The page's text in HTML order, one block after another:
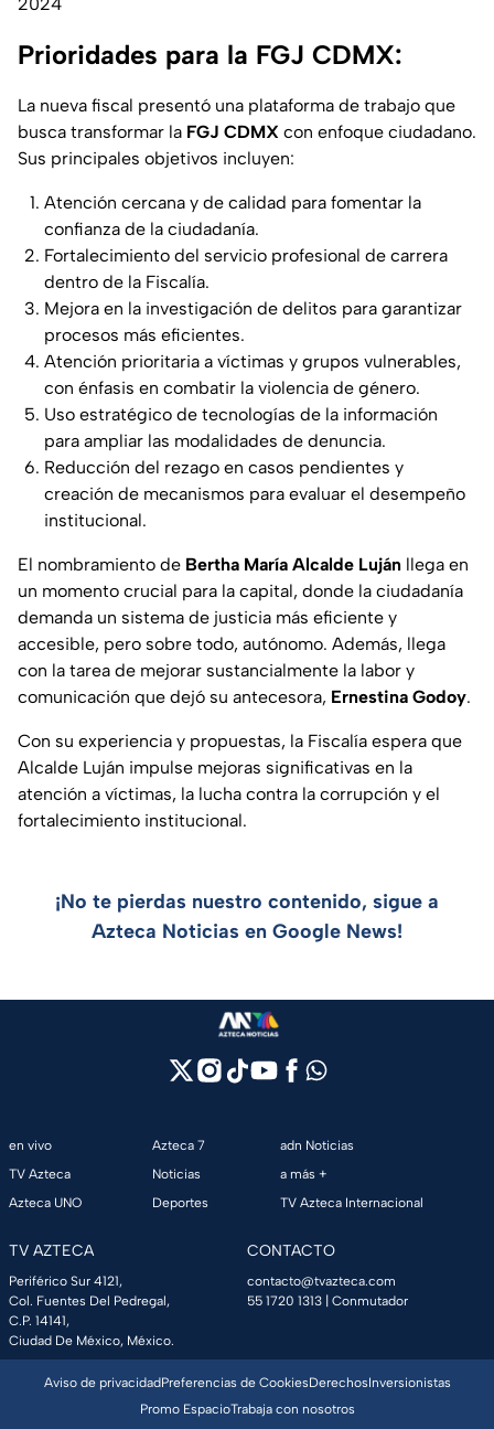
Prioridades para la FGJ CDMX:
La nueva fiscal presentó una plataforma de trabajo que
busca transformar la FGJ CDMX con enfoque ciudadano.
Sus principales objetivos incluyen:
Atención cercana y de calidad para fomentar la
confianza de la ciudadanía.
Fortalecimiento del servicio profesional de carrera
dentro de la Fiscalía.
Mejora en la investigación de delitos para garantizar
procesos más eficientes.
Atención prioritaria a víctimas y grupos vulnerables,
con énfasis en combatir la violencia de género.
Uso estratégico de tecnologías de la información
para ampliar las modalidades de denuncia.
Reducción del rezago en casos pendientes y
creación de mecanismos para evaluar el desempeño
institucional.
El nombramiento de Bertha María Alcalde Luján llega en
un momento crucial para la capital, donde la ciudadanía
demanda un sistema de justicia más eficiente y
accesible, pero sobre todo, autónomo. Además, llega
con la tarea de mejorar sustancialmente la labor y
comunicación que dejó su antecesora, Ernestina Godoy.
Con su experiencia y propuestas, la Fiscalía espera que
Alcalde Luján impulse mejoras significativas en la
atención a víctimas, la lucha contra la corrupción y el
fortalecimiento institucional.
¡No te pierdas nuestro contenido, sigue a
Azteca Noticias en Google News!
en vivo
TV Azteca
Azteca UNO
Azteca 7
Noticias
Deportes
adn Noticias
a más +
TV Azteca Internacional
TV AZTECA
Periférico Sur 4121,
Col. Fuentes Del Pedregal,
C.P. 14141,
Ciudad De México, México.
CONTACTO
contacto@tvazteca.com
55 1720 1313 | Conmutador
Aviso de privacidadPreferencias de CookiesDerechosInversionistas
Promo EspacioTrabaja con nosotros